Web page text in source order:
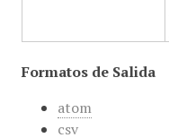
Formatos de Salida
atom
csv